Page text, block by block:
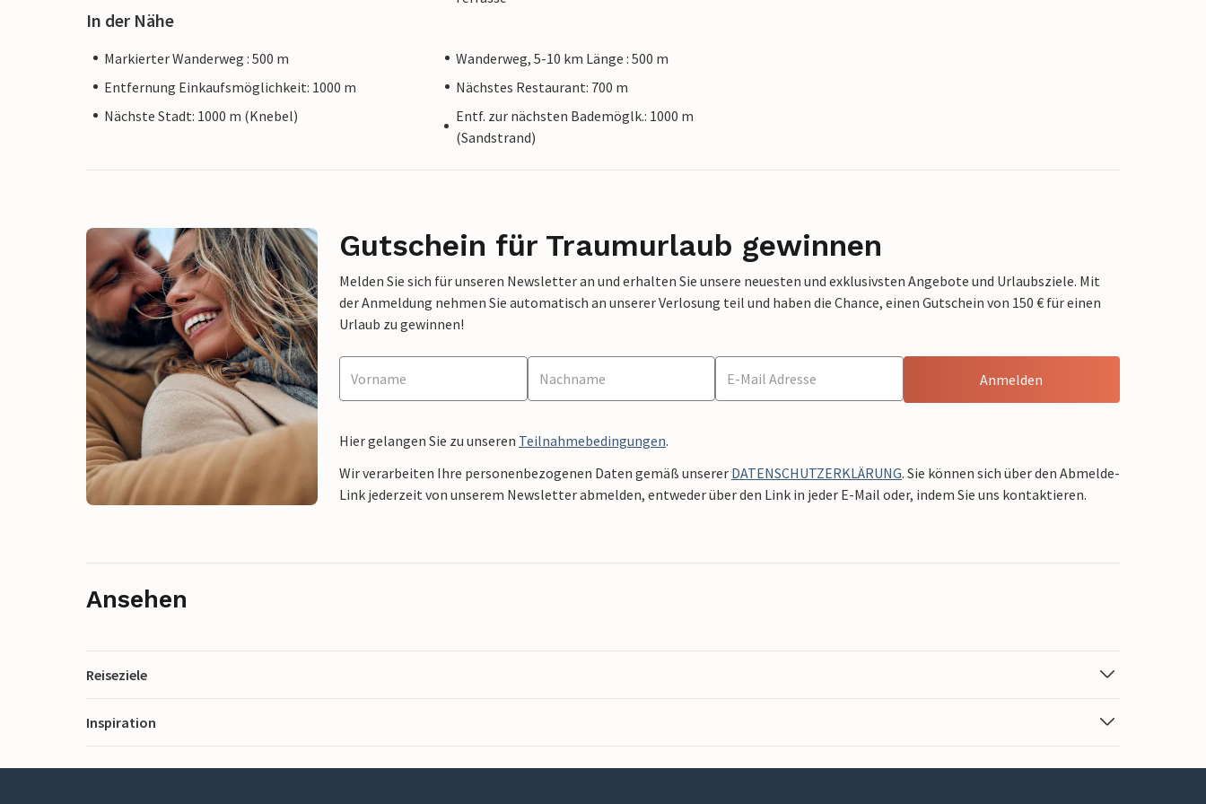
In der Nähe
Markierter Wanderweg : 500 m
Wanderweg, 5-10 km Länge : 500 m
Entfernung Einkaufsmöglichkeit: 1000 m
Nächstes Restaurant: 700 m
Nächste Stadt: 1000 m (Knebel)
Entf. zur nächsten Bademöglk.: 1000 m
(Sandstrand)
Gutschein für Traumurlaub gewinnen
Melden Sie sich für unseren Newsletter an und erhalten Sie unsere neuesten und exklusivsten Angebote und Urlaubsziele. Mit
der Anmeldung nehmen Sie automatisch an unserer Verlosung teil und haben die Chance, einen Gutschein von 150 € für einen
Urlaub zu gewinnen!
Anmelden
Hier gelangen Sie zu unseren Teilnahmebedingungen.
Wir verarbeiten Ihre personenbezogenen Daten gemäß unserer DATENSCHUTZERKLÄRUNG. Sie können sich über den Abmelde-
Link jederzeit von unserem Newsletter abmelden, entweder über den Link in jeder E-Mail oder, indem Sie uns kontaktieren.
Ansehen
Reiseziele
Inspiration